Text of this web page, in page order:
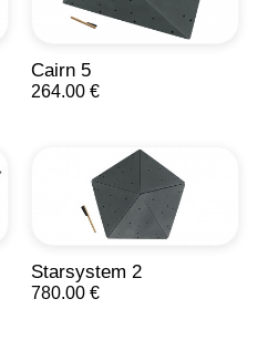
Cairn 5
264.00 €
Starsystem 2
780.00 €